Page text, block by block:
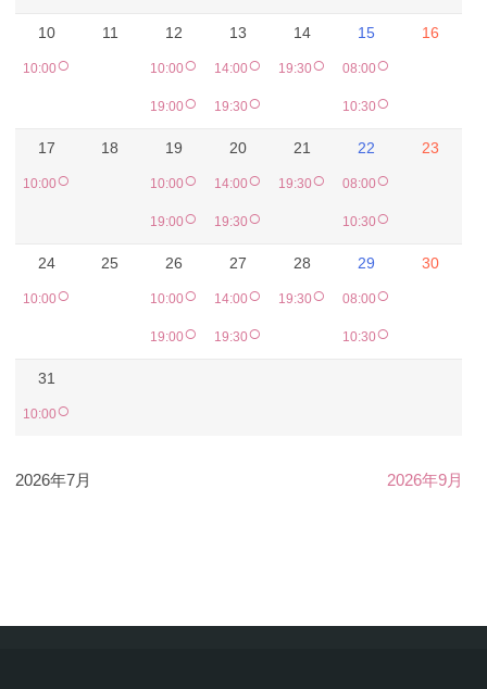
10
10:00○
11 12
10:00○
19:00○
13
14:00○
19:30○
14
19:30○
15
08:00○
10:30○
16
17
10:00○
18 19
10:00○
19:00○
20
14:00○
19:30○
21
19:30○
22
08:00○
10:30○
23
24
10:00○
25 26
10:00○
19:00○
27
14:00○
19:30○
28
19:30○
29
08:00○
10:30○
30
31
10:00○
2026年7月 2026年9月